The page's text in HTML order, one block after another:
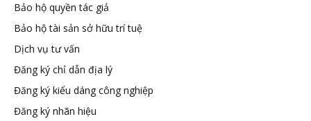
vấn
đầu
Bảo hộ quyền tác giả
Bảo hộ tài sản sở hữu trí tuệ
Dịch vụ tư vấn
Đăng ký chỉ dẫn địa lý
Đăng ký kiểu dáng công nghiệp
Đăng ký nhãn hiệu